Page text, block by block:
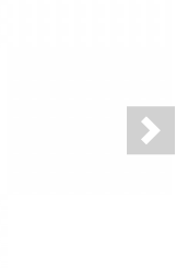
Next